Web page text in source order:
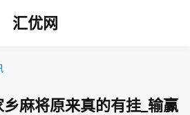
汇优网
麻将原来真的有挂_输赢